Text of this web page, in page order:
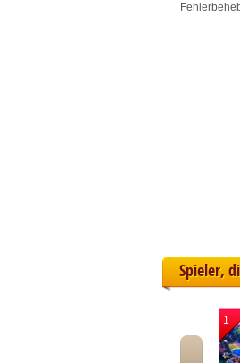
Spieler,
1